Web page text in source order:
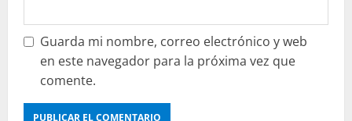
Guarda mi nombre, correo electrónico y web
en este navegador para la próxima vez que
comente.